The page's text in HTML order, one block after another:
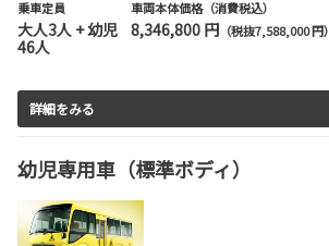
乗車定員
大人3人 + 幼児
46人
車両本体価格（消費税込）
8,346,800 円（税抜7,588,000 円）
詳細をみる
幼児専用車（標準ボディ）